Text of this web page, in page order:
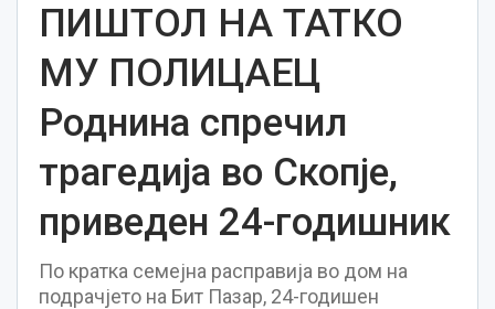
ПИШТОЛ НА ТАТКО
МУ ПОЛИЦАЕЦ
Роднина спречил
трагедија во Скопје,
приведен 24-годишник
По кратка семејна расправија во дом на
подрачјето на Бит Пазар, 24-годишен